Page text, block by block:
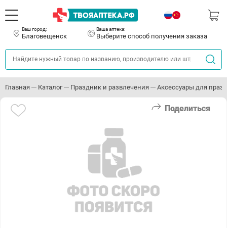
Ваш город:
Благовещенск
Ваша аптека:
Выберите способ получения заказа
Главная Каталог Праздник и развлечения Аксессуары для
Поделиться